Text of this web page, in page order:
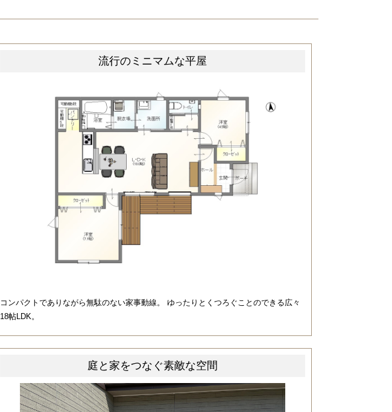
流行のミニマムな平屋
コンパクトでありながら無駄のない家事動線。 ゆったりとくつろぐことのできる広々
18帖LDK。
庭と家をつなぐ素敵な空間